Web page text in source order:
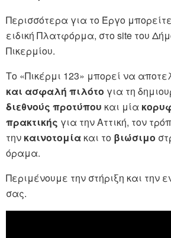
Περισσότερα για το Έργο
ειδική Πλατφόρμα, στο site του
Πικερμίου.
Το «Πικέρμι 123» μπορεί να
και ασφαλή πιλότο για τη
διεθνούς προτύπου και μία
πρακτικής για την Αττική, τον
την καινοτομία και το βιώσιμο
όραμα.
Περιμένουμε την στήριξη και την
σας.